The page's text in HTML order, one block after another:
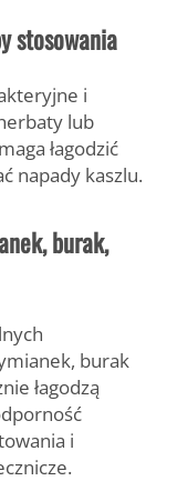
stosowania
i
lub
łagodzić
napady kaszlu.
burak,
burak
łagodzą
i